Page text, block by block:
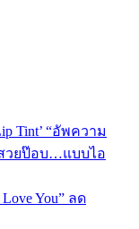
Tint’ “อัพความ
วยป๊อบ…แบบไอ
You” ลด